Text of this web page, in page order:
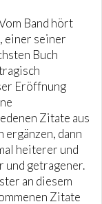
Band hört
, einer seiner
Buch
Eröffnung
Zitate aus
ergänzen, dann
heiterer und
und getragener.
an diesem
Zitate